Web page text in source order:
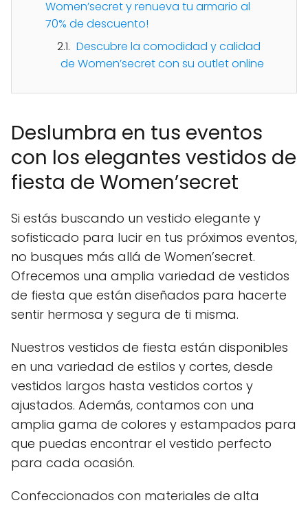
Women’secret y renueva tu armario al
70% de descuento!
Descubre la comodidad y calidad
de Women’secret con su outlet online
Deslumbra en tus eventos
con los elegantes vestidos de
fiesta de Women’secret
Si estás buscando un vestido elegante y
sofisticado para lucir en tus próximos eventos,
no busques más allá de Women’secret.
Ofrecemos una amplia variedad de vestidos
de fiesta que están diseñados para hacerte
sentir hermosa y segura de ti misma.
Nuestros vestidos de fiesta están disponibles
en una variedad de estilos y cortes, desde
vestidos largos hasta vestidos cortos y
ajustados. Además, contamos con una
amplia gama de colores y estampados para
que puedas encontrar el vestido perfecto
para cada ocasión.
Confeccionados con materiales de alta